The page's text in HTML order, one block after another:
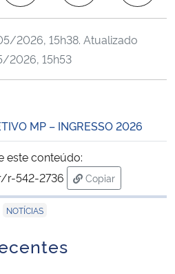
e Comunicações
2026, 15h38. Atualizado
2026, 15h53
MP – INGRESSO 2026
este conteúdo:
r-542-2736
Copiar
para área de
NOTÍCIAS